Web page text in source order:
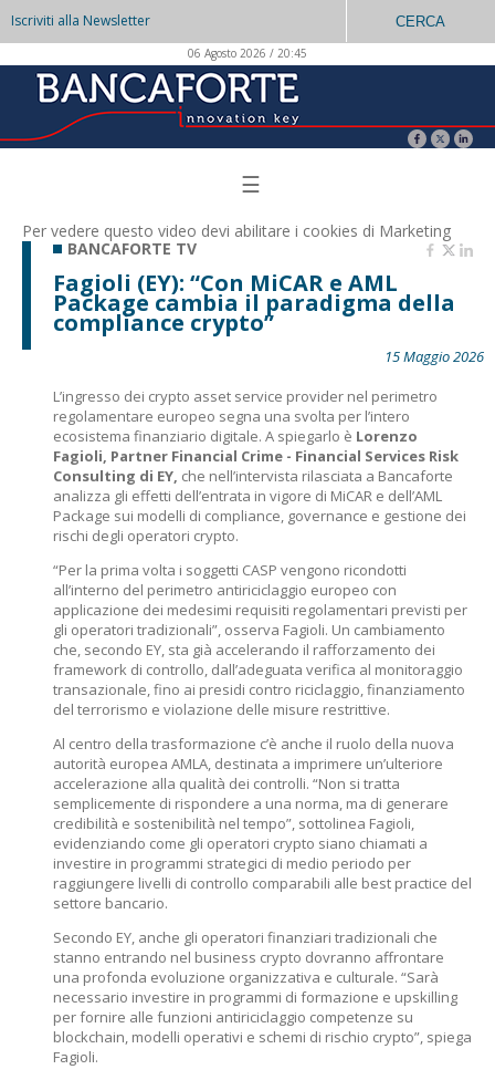
Iscriviti alla Newsletter CERCA
06 Agosto 2026 / 20:45
☰
Per vedere questo video devi abilitare i cookies di Marketing
BANCAFORTE TV
Fagioli (EY): “Con MiCAR e AML
Package cambia il paradigma della
compliance crypto”
15 Maggio 2026
L’ingresso dei crypto asset service provider nel perimetro
regolamentare europeo segna una svolta per l’intero
ecosistema finanziario digitale. A spiegarlo è Lorenzo
Fagioli, Partner Financial Crime - Financial Services Risk
Consulting di EY, che nell’intervista rilasciata a Bancaforte
analizza gli effetti dell’entrata in vigore di MiCAR e dell’AML
Package sui modelli di compliance, governance e gestione dei
rischi degli operatori crypto.
“Per la prima volta i soggetti CASP vengono ricondotti
all’interno del perimetro antiriciclaggio europeo con
applicazione dei medesimi requisiti regolamentari previsti per
gli operatori tradizionali”, osserva Fagioli. Un cambiamento
che, secondo EY, sta già accelerando il rafforzamento dei
framework di controllo, dall’adeguata verifica al monitoraggio
transazionale, fino ai presidi contro riciclaggio, finanziamento
del terrorismo e violazione delle misure restrittive.
Al centro della trasformazione c’è anche il ruolo della nuova
autorità europea AMLA, destinata a imprimere un’ulteriore
accelerazione alla qualità dei controlli. “Non si tratta
semplicemente di rispondere a una norma, ma di generare
credibilità e sostenibilità nel tempo”, sottolinea Fagioli,
evidenziando come gli operatori crypto siano chiamati a
investire in programmi strategici di medio periodo per
raggiungere livelli di controllo comparabili alle best practice del
settore bancario.
Secondo EY, anche gli operatori finanziari tradizionali che
stanno entrando nel business crypto dovranno affrontare
una profonda evoluzione organizzativa e culturale. “Sarà
necessario investire in programmi di formazione e upskilling
per fornire alle funzioni antiriciclaggio competenze su
blockchain, modelli operativi e schemi di rischio crypto”, spiega
Fagioli.